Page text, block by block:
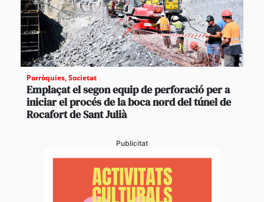
Parròquies,Societat
Emplaçat el segon equip de perforació per a
iniciar el procés de la boca nord del túnel de
Rocafort de Sant Julià
Publicitat